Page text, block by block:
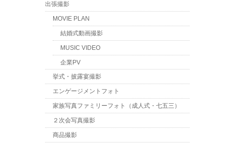
出張撮影
MOVIE PLAN
結婚式動画撮影
MUSIC VIDEO
企業PV
挙式・披露宴撮影
エンゲージメントフォト
家族写真ファミリーフォト（成人式・七五三）
２次会写真撮影
商品撮影